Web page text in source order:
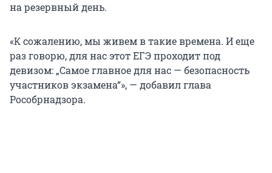
на резервный день.
«К сожалению, мы живем в такие времена. И еще
раз говорю, для нас этот ЕГЭ проходит под
девизом: „Самое главное для нас — безопасность
участников экзамена“», — добавил глава
Рособрнадзора.